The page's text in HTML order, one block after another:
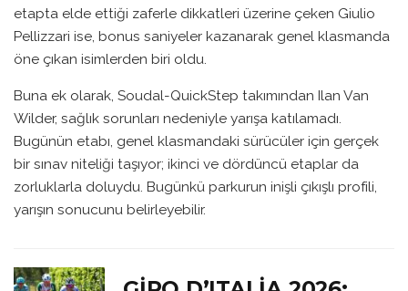
etapta elde ettiği zaferle dikkatleri üzerine çeken Giulio
Pellizzari ise, bonus saniyeler kazanarak genel klasmanda
öne çıkan isimlerden biri oldu.
Buna ek olarak, Soudal-QuickStep takımından Ilan Van
Wilder, sağlık sorunları nedeniyle yarışa katılamadı.
Bugünün etabı, genel klasmandaki sürücüler için gerçek
bir sınav niteliği taşıyor; ikinci ve dördüncü etaplar da
zorluklarla doluydu. Bugünkü parkurun inişli çıkışlı profili,
yarışın sonucunu belirleyebilir.